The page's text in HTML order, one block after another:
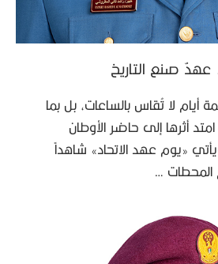
عهدٌ صنع التاريخ
أيام لا تُقاس بالساعات، بل بما
أثرها إلى حاضر الأوطان
«يوم عهد الاتحاد» شاهداً
…